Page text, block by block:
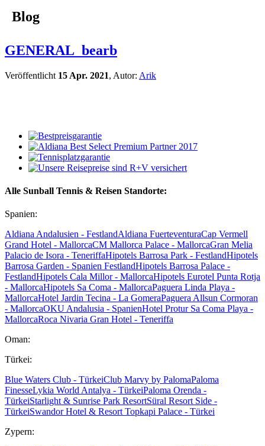
Blog
GENERAL_bearb
Veröffentlicht 15 Apr. 2021, Autor: Arik
Alle Sunball Tennis & Reisen Standorte:
Spanien:
Aldiana Andalusien - FestlandAldiana FuerteventuraCap Vermell
Grand Hotel - MallorcaCM Mallorca Palace - MallorcaGran Melia
Palacio de Isora - TeneriffaHipotels Barrosa Park - FestlandHipotels
Barrosa Garden - Spanien FestlandHipotels Barrosa Palace -
FestlandHipotels Cala Millor - MallorcaHipotels Eurotel Punta Rotja
- MallorcaHipotels Sa Coma - MallorcaPaguera Linda Playa -
MallorcaHotel Jardin Tecina - La GomeraPaguera Allsun Cormoran
- MallorcaOKU Andalusia - SpanienHotel Protur Sa Coma Playa -
MallorcaRoca Nivaria Gran Hotel - Teneriffa
Oman:
Türkei:
Blue Waters Club - TürkeiClub Marvy by PalomaPaloma
FinesseLykia World Antalya - TürkeiPaloma Orenda -
TürkeiStarlight & Sunrise Park ResortSüral Resort Side -
TürkeiSwandor Hotel & Resort Topkapi Palace - Türkei
Zypern: